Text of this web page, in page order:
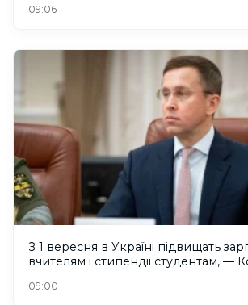
09:06
З 1 вересня в Україні підвищать
вчителям і стипендії студентам, —
09:00